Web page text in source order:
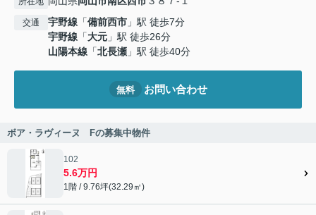
交通 宇野線 「備前西市 」駅 徒歩7分
宇野線 「大元 」駅 徒歩26分
山陽本線 「北長瀬 」駅 徒歩40分
無料 お問い合わせ
ボア・ラヴィーヌ Fの募集中物件
102
5.6万円
1階 / 9.76坪(32.29㎡)